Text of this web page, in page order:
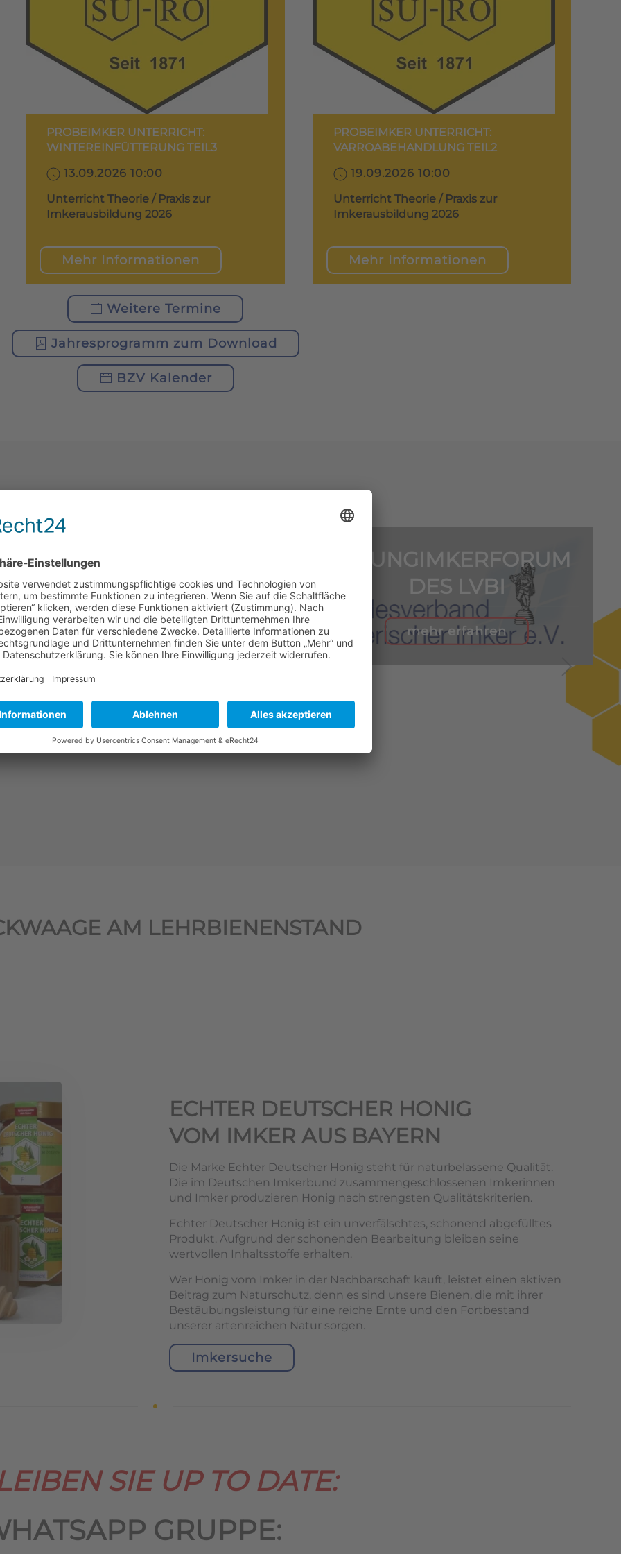
PROBEIMKER UNTERRICHT:
WINTEREINFÜTTERUNG TEIL3
13.09.2026 10:00
Unterricht Theorie / Praxis zur
Imkerausbildung 2026
Mehr Informationen
PROBEIMKER UNTERRICHT:
VARROABEHANDLUNG TEIL2
19.09.2026 10:00
Unterricht Theorie / Praxis zur
Imkerausbildung 2026
Mehr Informationen
Weitere Termine
Jahresprogramm zum Download
BZV Kalender
1. PROBEIMKERTAG
2026
mehr erfahren
1. JUNGIMKERFORUM
DES LVBI
mehr erfahren
AM LEHRBIENENSTAND
ECHTER DEUTSCHER HONIG
VOM IMKER AUS BAYERN
Die Marke Echter Deutscher Honig steht für naturbelassene Qualität.
Die im Deutschen Imkerbund zusammengeschlossenen Imkerinnen
und Imker produzieren Honig nach strengsten Qualitätskriterien.
Echter Deutscher Honig ist ein unverfälschtes, schonend abgefülltes
Produkt. Aufgrund der schonenden Bearbeitung bleiben seine
wertvollen Inhaltsstoffe erhalten.
Wer Honig vom Imker in der Nachbarschaft kauft, leistet einen aktiven
Beitrag zum Naturschutz, denn es sind unsere Bienen, die mit ihrer
Bestäubungsleistung für eine reiche Ernte und den Fortbestand
unserer artenreichen Natur sorgen.
Imkersuche
SIE UP TO DATE:
GRUPPE: